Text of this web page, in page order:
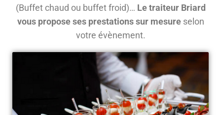
(Buffet chaud ou buffet froid)… Le traiteur Briard
vous propose ses prestations sur mesureselon
votre évènement.